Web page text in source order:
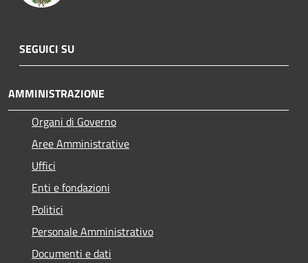
SEGUICI SU
AMMINISTRAZIONE
Organi di Governo
Aree Amministrative
Uffici
Enti e fondazioni
Politici
Personale Amministrativo
Documenti e dati